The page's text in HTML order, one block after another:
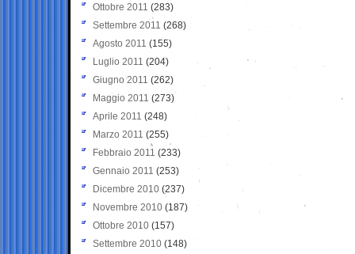
Ottobre 2011 (283)
Settembre 2011 (268)
Agosto 2011 (155)
Luglio 2011 (204)
Giugno 2011 (262)
Maggio 2011 (273)
Aprile 2011 (248)
Marzo 2011 (255)
Febbraio 2011 (233)
Gennaio 2011 (253)
Dicembre 2010 (237)
Novembre 2010 (187)
Ottobre 2010 (157)
Settembre 2010 (148)